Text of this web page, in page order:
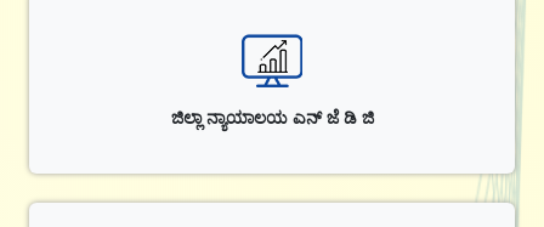
ಜಿಲ್ಲಾ ನ್ಯಾಯಾಲಯ ಎನ್ ಜೆ ಡಿ ಜಿ